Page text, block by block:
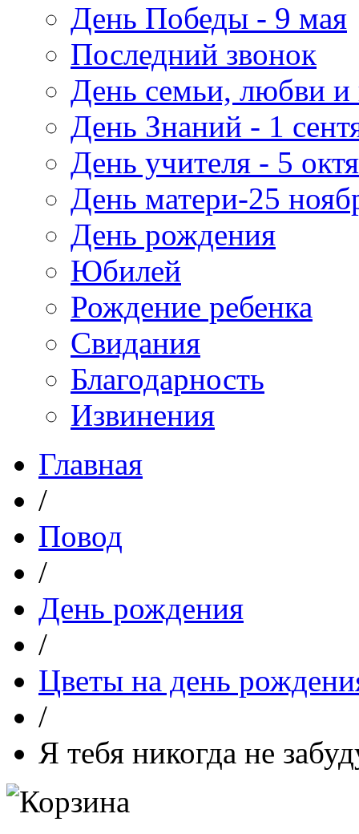
День Победы - 9 мая
Последний звонок
День семьи, любви и
День Знаний - 1
День учителя - 5
День матери-25
День рождения
Юбилей
Рождение ребенка
Свидания
Благодарность
Извинения
Главная
/
Повод
/
День рождения
/
Цветы на день
/
Я тебя никогда не